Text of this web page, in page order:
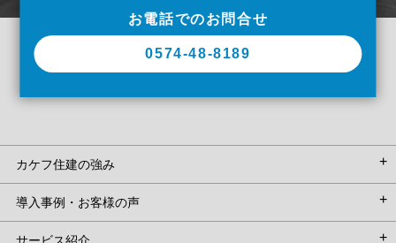
お電話でのお問合せ
0574-48-8189
カケフ住建の強み
導入事例・お客様の声
サービス紹介